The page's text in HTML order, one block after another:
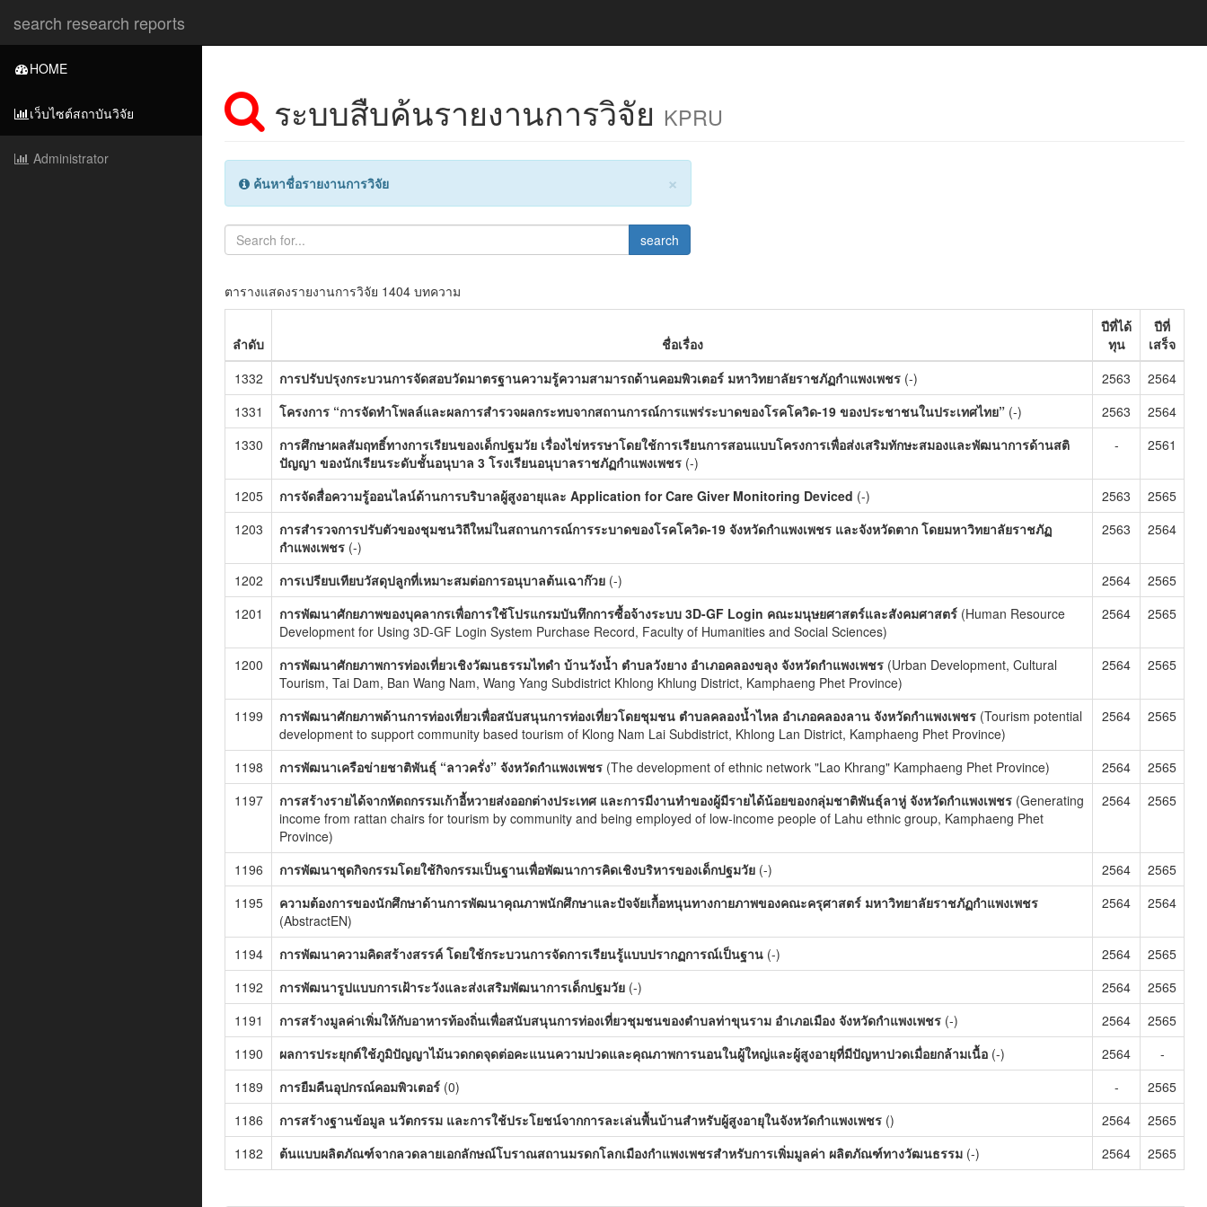
search research reports
HOME
เว็บไซต์สถาบันวิจัย
Administrator
ระบบสืบค้นรายงานการวิจัย KPRU
×
ค้นหาชื่อรายงานการวิจัย
search
ตารางแสดงรายงานการวิจัย 1404 บทความ
ลำดับ ชื่อเรื่อง
ปีที่ได้
ทุน
ปีที่
เสร็จ
1332
การปรับปรุงกระบวนการจัดสอบวัดมาตรฐานความรู้ความสามารถด้านคอมพิวเตอร์ มหาวิทยาลัยราชภัฏกำแพงเพชร (-) 2563
2564
1331
โครงการ “การจัดทำโพลล์และผลการสำรวจผลกระทบจากสถานการณ์การแพร่ระบาดของโรคโควิด-19 ของประชาชนในประเทศไทย” (-) 2563
2564
1330
การศึกษาผลสัมฤทธิ์ทางการเรียนของเด็กปฐมวัย เรื่องไข่หรรษาโดยใช้การเรียนการสอนแบบโครงการเพื่อส่งเสริมทักษะสมองและพัฒนาการด้านสติ
ปัญญา ของนักเรียนระดับชั้นอนุบาล 3 โรงเรียนอนุบาลราชภัฏกำแพงเพชร (-)
- 2561
1205 การจัดสื่อความรู้ออนไลน์ด้านการบริบาลผู้สูงอายุและ Application for Care Giver Monitoring Deviced (-) 2563
2565
1203
การสำรวจการปรับตัวของชุมชนวิถีใหม่ในสถานการณ์การระบาดของโรคโควิด-19 จังหวัดกำแพงเพชร และจังหวัดตาก โดยมหาวิทยาลัยราชภัฏ
กำแพงเพชร (-)
2563 2564
1202 การเปรียบเทียบวัสดุปลูกที่เหมาะสมต่อการอนุบาลต้นเฉาก๊วย (-) 2564
2565
1201
การพัฒนาศักยภาพของบุคลากรเพื่อการใช้โปรแกรมบันทึกการซื้อจ้างระบบ 3D-GF Login คณะมนุษยศาสตร์และสังคมศาสตร์ (Human Resource
Development for Using 3D-GF Login System Purchase Record, Faculty of Humanities and Social Sciences)
2564 2565
1200 การพัฒนาศักยภาพการท่องเที่ยวเชิงวัฒนธรรมไทดำ บ้านวังน้ำ ตำบลวังยาง อำเภอคลองขลุง จังหวัดกำแพงเพชร (Urban Development, Cultural
Tourism, Tai Dam, Ban Wang Nam, Wang Yang Subdistrict Khlong Khlung District, Kamphaeng Phet Province)
2564 2565
1199 การพัฒนาศักยภาพด้านการท่องเที่ยวเพื่อสนับสนุนการท่องเที่ยวโดยชุมชน ตำบลคลองน้ำไหล อำเภอคลองลาน จังหวัดกำแพงเพชร (Tourism potential
development to support community based tourism of Klong Nam Lai Subdistrict, Khlong Lan District, Kamphaeng Phet Province)
2564 2565
1198 การพัฒนาเครือข่ายชาติพันธุ์ “ลาวครั่ง” จังหวัดกำแพงเพชร (The development of ethnic network "Lao Khrang" Kamphaeng Phet Province) 2564
2565
1197
การสร้างรายได้จากหัตถกรรมเก้าอี้หวายส่งออกต่างประเทศ และการมีงานทำของผู้มีรายได้น้อยของกลุ่มชาติพันธุ์ลาหู่ จังหวัดกำแพงเพชร (Generating
income from rattan chairs for tourism by community and being employed of low-income people of Lahu ethnic group, Kamphaeng Phet
Province)
2564 2565
1196 การพัฒนาชุดกิจกรรมโดยใช้กิจกรรมเป็นฐานเพื่อพัฒนาการคิดเชิงบริหารของเด็กปฐมวัย (-) 2564
2565
1195
ความต้องการของนักศึกษาด้านการพัฒนาคุณภาพนักศึกษาและปัจจัยเกื้อหนุนทางกายภาพของคณะครุศาสตร์ มหาวิทยาลัยราชภัฏกำแพงเพชร
(AbstractEN)
2564 2564
1194 การพัฒนาความคิดสร้างสรรค์ โดยใช้กระบวนการจัดการเรียนรู้แบบปรากฏการณ์เป็นฐาน (-) 2564
2565
1192
การพัฒนารูปแบบการเฝ้าระวังและส่งเสริมพัฒนาการเด็กปฐมวัย (-) 2564
2565
1191
การสร้างมูลค่าเพิ่มให้กับอาหารท้องถิ่นเพื่อสนับสนุนการท่องเที่ยวชุมชนของตำบลท่าขุนราม อำเภอเมือง จังหวัดกำแพงเพชร (-) 2564
2565
1190
ผลการประยุกต์ใช้ภูมิปัญญาไม้นวดกดจุดต่อคะแนนความปวดและคุณภาพการนอนในผู้ใหญ่และผู้สูงอายุที่มีปัญหาปวดเมื่อยกล้ามเนื้อ (-) 2564
-
1189
การยืมคืนอุปกรณ์คอมพิวเตอร์ (0) -
2565
1186
การสร้างฐานข้อมูล นวัตกรรม และการใช้ประโยชน์จากการละเล่นพื้นบ้านสำหรับผู้สูงอายุในจังหวัดกำแพงเพชร () 2564
2565
1182
ต้นแบบผลิตภัณฑ์จากลวดลายเอกลักษณ์โบราณสถานมรดกโลกเมืองกำแพงเพชรสำหรับการเพิ่มมูลค่า ผลิตภัณฑ์ทางวัฒนธรรม (-) 2564 2565